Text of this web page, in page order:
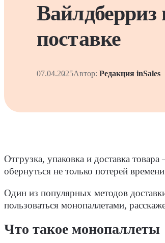
Вайлдберриз
поставке
07.04.2025Автор: Редакция inSales
Отгрузка, упаковка и доставка
обернуться не только потерей
Один из популярных методов
пользоваться монопаллетами,
Что такое монопаллеты